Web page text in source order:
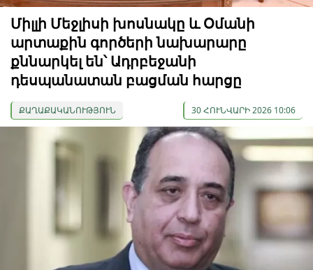
Միլլի Մեջլիսի խոսնակը և Օմանի
արտաքին գործերի նախարարը
քննարկել են՝ Ադրբեջանի
դեսպանատան բացման հարցը
ՔԱՂԱՔԱԿԱՆՈՒԹՅՈՒՆ 30 ՀՈՒՆՎԱՐԻ 2026 10:06